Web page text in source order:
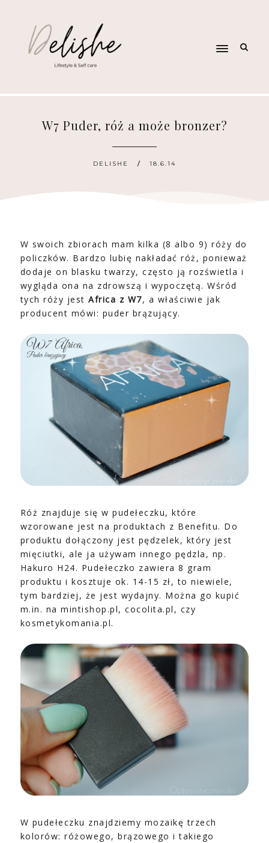
W7 Puder, róż a może bronzer?
DELISHE 18.6.14
W swoich zbiorach mam kilka (8 albo 9) róży do
policzków. Bardzo lubię nakładać róż, ponieważ
dodaje on blasku twarzy, często ją rozświetla i
wygląda ona na zdrowszą i wypoczętą. Wśród
tych róży jestAfrica z W7, a właściwie jak
producent mówi: puder brązujący.
Róż znajduje się w pudełeczku, które
wzorowane jest na produktach z Benefitu. Do
produktu dołączony jest pędzelek, który jest
mięciutki, ale ja używam innego pędzla, np.
Hakuro H24. Pudełeczko zawiera 8 gram
produktu i kosztuje ok. 14-15 zł, to niewiele,
tym bardziej, że jest wydajny. Można go kupić
m.in. na mintishop.pl, cocolita.pl, czy
kosmetykomania.pl.
W pudełeczku znajdziemy mozaikę trzech
kolorów: różowego, brązowego i takiego